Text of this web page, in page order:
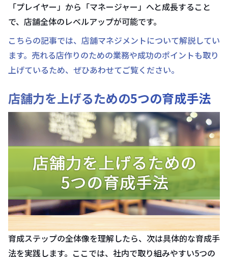
「プレイヤー」から「マネージャー」へと成長すること
で、店舗全体のレベルアップが可能です。
こちらの記事では、店舗マネジメントについて解説してい
ます。売れる店作りのための業務や成功のポイントも取り
上げているため、ぜひあわせてご覧ください。
店舗力を上げるための5つの育成手法
育成ステップの全体像を理解したら、次は具体的な育成手
法を実践します。ここでは、社内で取り組みやすい5つの